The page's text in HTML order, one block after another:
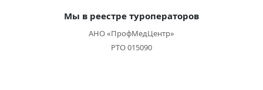
Мы в реестре туроператоров
АНО «ПрофМедЦентр»
РТО 015090